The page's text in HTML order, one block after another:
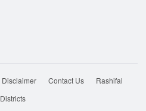
Disclaimer Contact Us
Rashifal
Districts